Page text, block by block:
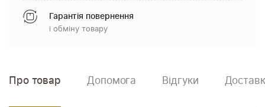
Гарантія повернення
і обміну товару
Про товар Допомога Відгуки